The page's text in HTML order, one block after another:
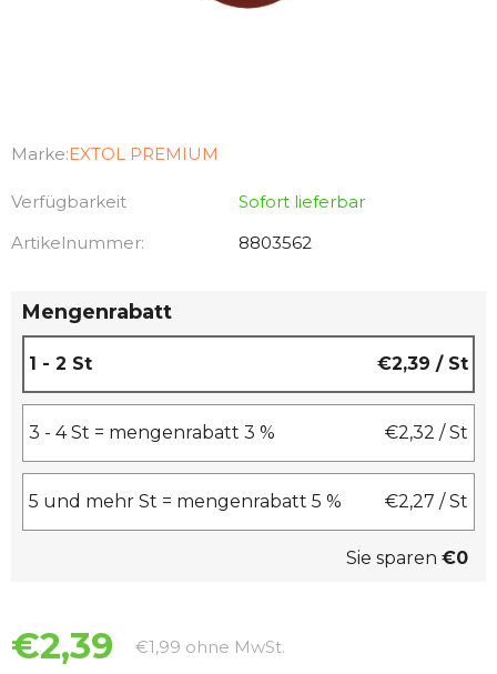
Marke:EXTOL PREMIUM
Verfügbarkeit
Sofort lieferbar
Artikelnummer:
8803562
Mengenrabatt
1 - 2 St €2,39 / St
3 - 4 St = mengenrabatt 3 % €2,32 / St
5 und mehr St = mengenrabatt 5 % €2,27 / St
Sie sparen €0
€2,39 €1,99 ohne MwSt.